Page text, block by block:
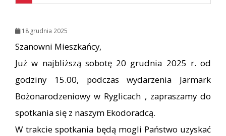
18 grudnia 2025
Szanowni Mieszkańcy,
Już w najbliższą sobotę 20 grudnia 2025 r. od
godziny 15.00, podczas wydarzenia Jarmark
Bożonarodzeniowy w Ryglicach , zapraszamy do
spotkania się z naszym Ekodoradcą.
W trakcie spotkania będą mogli Państwo uzyskać